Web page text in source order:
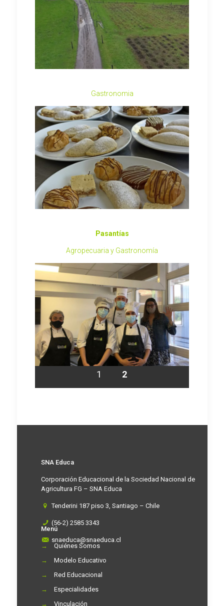
Gastronomia
Pasantías
Agropecuaria y Gastronomía
1 2
SNA Educa
Corporación Educacional de la Sociedad Nacional de
Agricultura FG – SNA Educa
Tenderini 187 piso 3, Santiago – Chile
(56-2) 2585 3343
snaeduca@snaeduca.cl
Menú
→
Quiénes Somos
→
Modelo Educativo
→
Red Educacional
→
Especialidades
→
Vinculación